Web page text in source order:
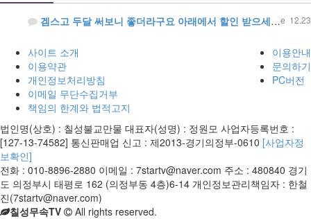
e 12.23
겜스고 두달 써보니 좋더라구요 아래에서 할인 받으세요~ http://gamsgone.com
사이트 소개
이용약관
개인정보처리방침
이메일 무단수집거부
책임의 한계와 법적고지
이용안내
문의하기
PC버전
법인명(상호) : 칠성불교만물 대표자(성명) : 정원모 사업자등록번호 :
[127-13-74582] 통신판매업 신고 : 제2013-경기의정부-0610 [사업자정
보확인]
전화 : 010-8896-2880 이메일 : 7startv@naver.com 주소 : 480840 경기
도 의정부시 태평로 162 (의정부동 4층)6-14 개인정보관리책임자 : 한철
진(7startv@naver.com)
칠성무속TV
All rights reserved.